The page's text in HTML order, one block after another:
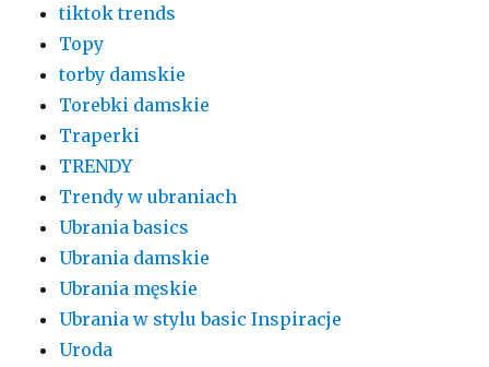
tiktok trends
Topy
torby damskie
Torebki damskie
Traperki
TRENDY
Trendy w ubraniach
Ubrania basics
Ubrania damskie
Ubrania męskie
Ubrania w stylu basic Inspiracje
Uroda